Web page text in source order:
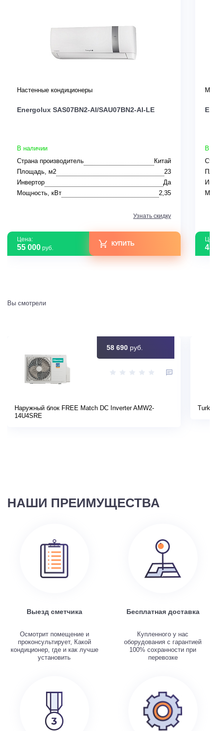
Настенные кондиционеры
Energolux SAS07BN2-AI/SAU07BN2-AI-LE
В наличии
Страна производитель
Китай
Площадь, м2
23
Инвертор
Да
Мощность, кВт
2,35
Узнать скидку
Цена:
55 000 руб.
КУПИТЬ
В
41
Вы смотрели
58 690 руб.
Наружный блок FREE Match DC Inverter AMW2-
14U4SRE
НАШИ ПРЕИМУЩЕСТВА
Выезд сметчика
Осмотрит помещение и
проконсультирует, Какой
кондиционер, где и как лучше
установить
Бесплатная доставка
Купленного у нас
оборудования с гарантией
100% сохранности при
перевозке